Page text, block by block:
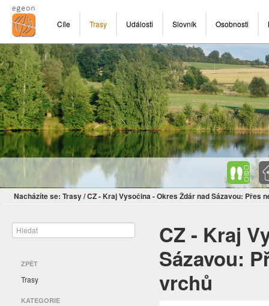
Cíle Trasy Události Slovník Osobnosti
Nacházíte se: Trasy/CZ - Kraj Vysočina - Okres Ždár nad Sázavou: Přes
ZPĚT
Trasy
KATEGORIE
CZ - Kraj
Sázavou:
vrchů